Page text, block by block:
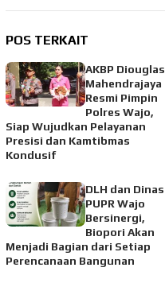
POS TERKAIT
AKBP Diouglas
Mahendrajaya
Resmi Pimpin
Polres Wajo,
Siap Wujudkan Pelayanan
Presisi dan Kamtibmas
Kondusif
DLH dan Dinas
PUPR Wajo
Bersinergi,
Biopori Akan
Menjadi Bagian dari Setiap
Perencanaan Bangunan